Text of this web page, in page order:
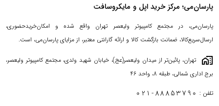
پارسان‌می؛ مرکز خرید اپل و مایکروسافت
پارسان‌می، در مجتمع کامپیوتر ولیعصر تهران واقع شده و امکان‌خریدحضوری،
ارسال‌سریع‌کالا، ضمانت بازگشت کالا و ارائه گارانتی معتبر، از مزایای پارسان‌می، است.
maps_home_work
تهران، پائین‌تر از میدان ولیعصر(عج)، خیابان شهید ولدی، مجتمع کامپیوتر ولیعصر،
برج اداری شمالی، طبقه 8، واحد 46
تلفن : 021-88853790